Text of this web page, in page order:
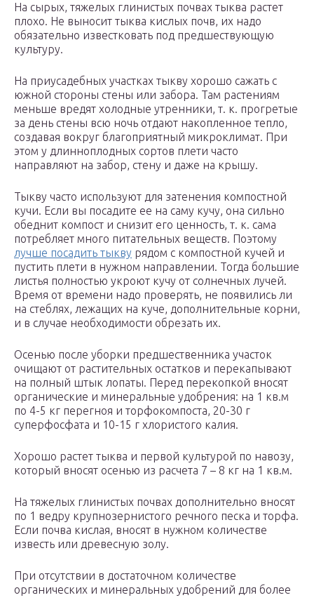
На сырых, тяжелых глинистых почвах тыква растет
плохо. Не выносит тыква кислых почв, их надо
обязательно известковать под предшествующую
культуру.
На приусадебных участках тыкву хорошо сажать с
южной стороны стены или забора. Там растениям
меньше вредят холодные утренники, т. к. прогретые
за день стены всю ночь отдают накопленное тепло,
создавая вокруг благоприятный микроклимат. При
этом у длинноплодных сортов плети часто
направляют на забор, стену и даже на крышу.
Тыкву часто используют для затенения компостной
кучи. Если вы посадите ее на саму кучу, она сильно
обеднит компост и снизит его ценность, т. к. сама
потребляет много питательных веществ. Поэтому
лучше посадить тыкву рядом с компостной кучей и
пустить плети в нужном направлении. Тогда большие
листья полностью укроют кучу от солнечных лучей.
Время от времени надо проверять, не появились ли
на стеблях, лежащих на куче, дополнительные корни,
и в случае необходимости обрезать их.
Осенью после уборки предшественника участок
очищают от растительных остатков и перекапывают
на полный штык лопаты. Перед перекопкой вносят
органические и минеральные удобрения: на 1 кв.м
по 4-5 кг перегноя и торфокомпоста, 20-30 г
суперфосфата и 10-15 г хлористого калия.
Хорошо растет тыква и первой культурой по навозу,
который вносят осенью из расчета 7 – 8 кг на 1 кв.м.
На тяжелых глинистых почвах дополнительно вносят
по 1 ведру крупнозернистого речного песка и торфа.
Если почва кислая, вносят в нужном количестве
известь или древесную золу.
При отсутствии в достаточном количестве
органических и минеральных удобрений для более